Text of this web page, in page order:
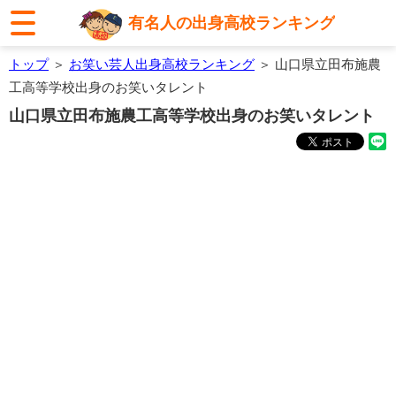
有名人の出身高校ランキング
トップ＞ お笑い芸人出身高校ランキング ＞ 山口県立田布施農
工高等学校出身のお笑いタレント
山口県立田布施農工高等学校出身のお笑いタレント